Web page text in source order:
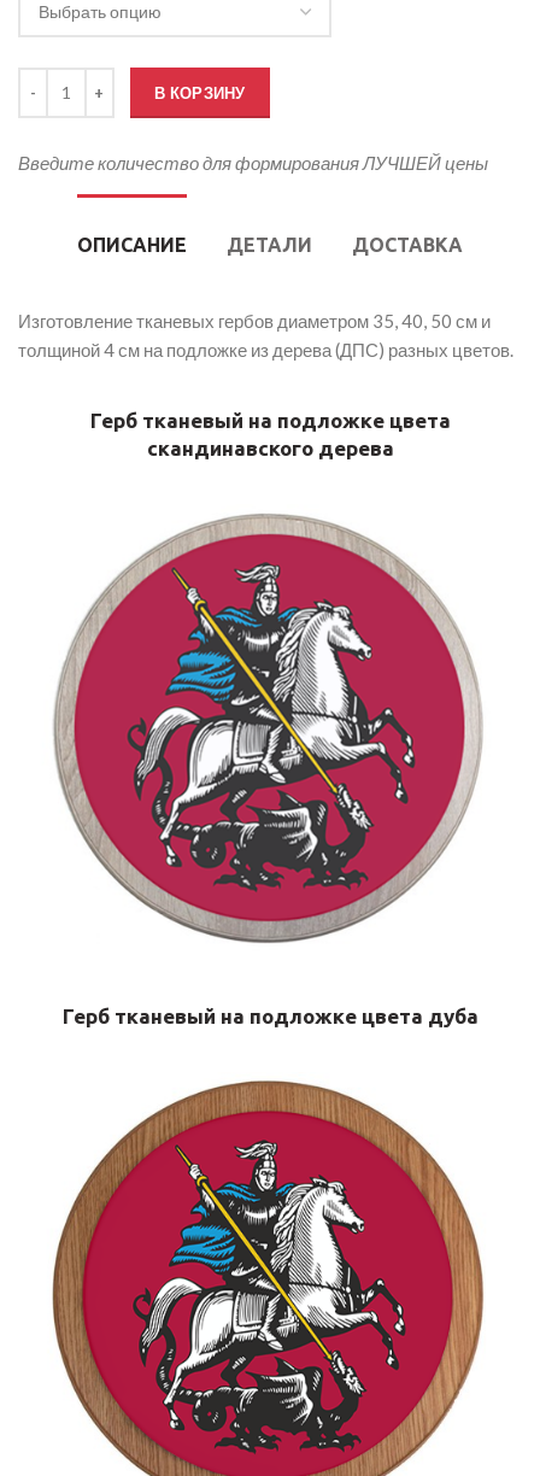
В КОРЗИНУ
Введите количество для формирования ЛУЧШЕЙ цены
ОПИСАНИЕ ДЕТАЛИ ДОСТАВКА
Изготовление тканевых гербов диаметром 35, 40, 50 см и
толщиной 4 см на подложке из дерева (ДПС) разных цветов.
Герб тканевый на подложке цвета
скандинавского дерева
Герб тканевый на подложке цвета дуба